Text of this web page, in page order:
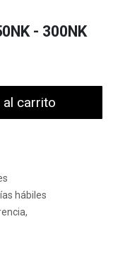
- 300NK
carrito
hábiles